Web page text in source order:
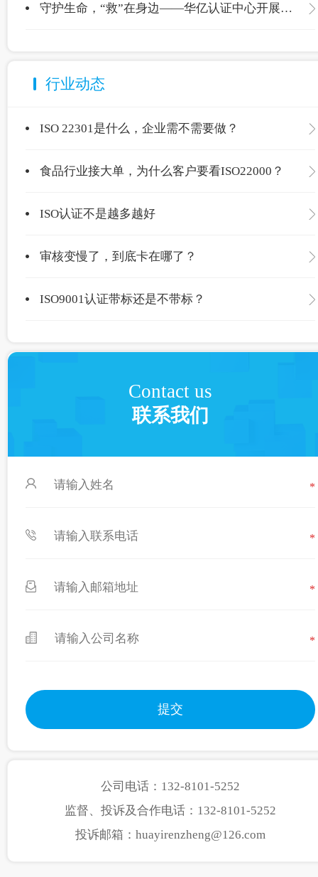
守护生命，“救”在身边——华亿认证中心开展应急救护专项培训
行业动态
ISO 22301是什么，企业需不需要做？
食品行业接大单，为什么客户要看ISO22000？
ISO认证不是越多越好
审核变慢了，到底卡在哪了？
ISO9001认证带标还是不带标？
Contact us
联系我们
*
*
*
*
公司电话：132-8101-5252
监督、投诉及合作电话：132-8101-5252
投诉邮箱：huayirenzheng@126.com